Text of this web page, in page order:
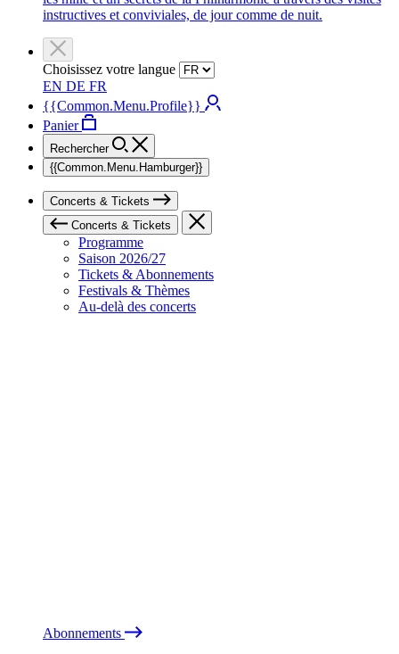
instructives et conviviales, de jour comme de nuit.
Choisissez votre langue
EN DE FR
{{Common.Menu.Profile}}
Panier
Rechercher
{{Common.Menu.Hamburger}}
Concerts & Tickets
Concerts & Tickets
Programme
Saison 2026/27
Tickets & Abonnements
Festivals & Thèmes
Au-delà des concerts
Abonnements